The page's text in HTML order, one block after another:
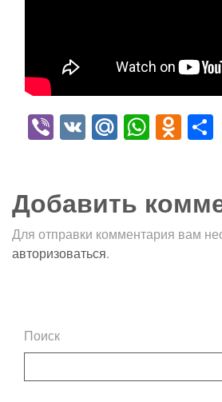
Viber
VK Mail.Ru
Добавить
Для отправки комментария вам
авторизоваться.
Поиск